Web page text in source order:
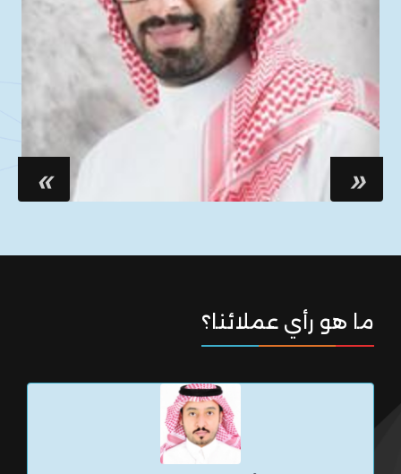
» «
ما هو رأي عملائنا؟